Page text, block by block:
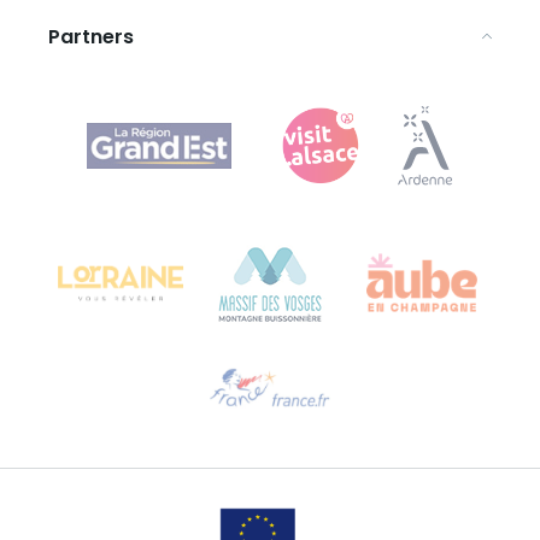
Agence Régionale du Tourisme Grand Est
Bureau de Colmar (hoofdkantoor)
Stuur ons een e-mail
Partners